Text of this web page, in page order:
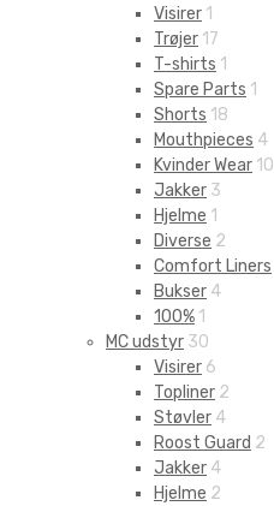
Visirer 1
Trøjer 17
T-shirts 1
Spare Parts 1
Shorts 18
Mouthpieces 4
Kvinder Wear 10
Jakker 3
Hjelme 1
Diverse 2
Comfort Liners
Bukser 4
100% 1
MC udstyr 30
Visirer 6
Topliner 2
Støvler 4
Roost Guard 2
Jakker 4
Hjelme 2